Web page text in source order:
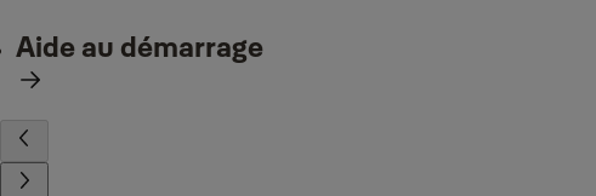
Aide au démarrage